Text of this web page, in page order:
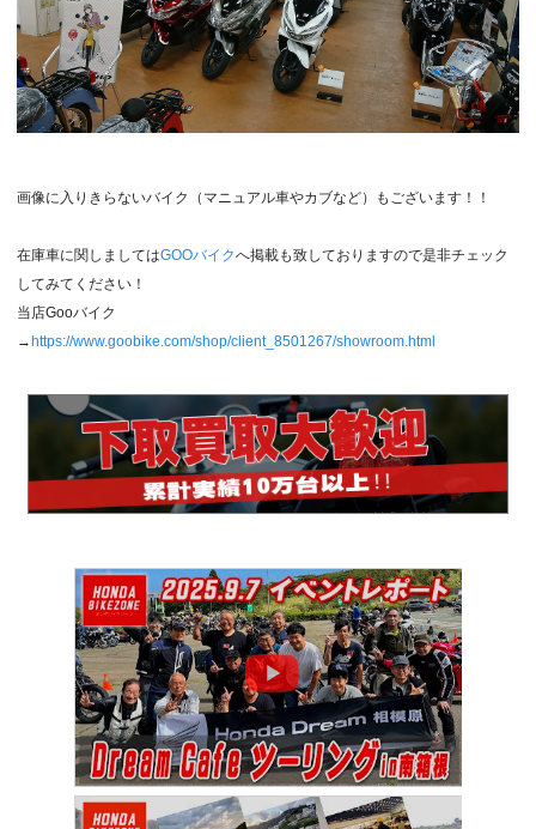
画像に入りきらないバイク（マニュアル車やカブなど）もございます！！
在庫車に関しましてはGOOバイクへ掲載も致しておりますので是非チェック
してみてください！
当店Gooバイク
→https://www.goobike.com/shop/client_8501267/showroom.html